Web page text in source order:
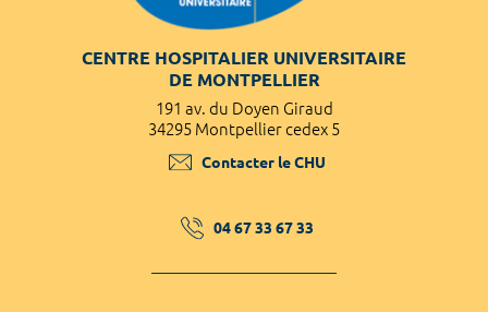
CENTRE HOSPITALIER UNIVERSITAIRE
DE MONTPELLIER
191 av. du Doyen Giraud
34295 Montpellier cedex 5
Contacter le CHU
04 67 33 67 33